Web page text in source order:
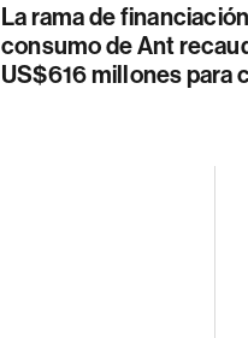
La rama de
consumo de Ant
US$616 millones para